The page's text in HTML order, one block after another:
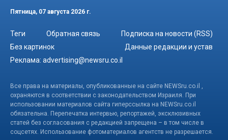
Пятница, 07 августа 2026 г.
Теги Обратная связь
Подписка на новости (RSS)
Без картинок
Данные редакции и устав
Реклама: advertising@newsru.co.il
Все права на материалы, опубликованные на сайте NEWSru.co.il ,
охраняются в соответствии с законодательством Израиля. При
использовании материалов сайта гиперссылка на NEWSru.co.il
обязательна. Перепечатка интервью, репортажей, эксклюзивных
статей без согласования с редакцией запрещена – в том числе в
соцсетях. Использование фотоматериалов агентств не разрешается.